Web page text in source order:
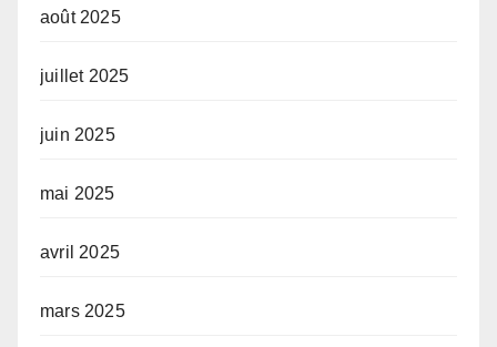
août 2025
juillet 2025
juin 2025
mai 2025
avril 2025
mars 2025